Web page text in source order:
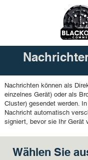
Nachrichten können als
einzelnes Gerät) oder als
Cluster) gesendet werden.
Nachricht automatisch
signiert, bevor sie Ihr Gerät
Wählen Sie